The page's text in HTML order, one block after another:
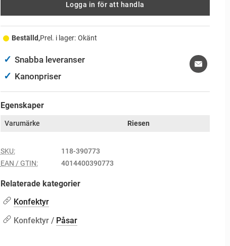
Logga in för att handla
Beställd,Prel. i lager: Okänt
✓ Snabba leveranser
✓ Kanonpriser
Egenskaper
Varumärke Riesen
SKU:
118-390773
EAN / GTIN:
4014400390773
Relaterade kategorier
Konfektyr
Konfektyr / Påsar